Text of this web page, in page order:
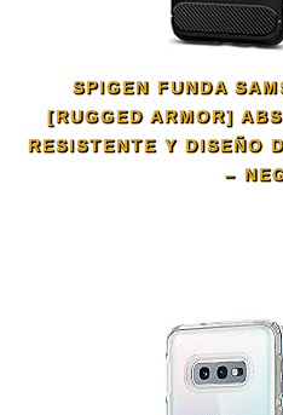
SPIGEN FUNDA
[RUGGED ARMOR]
RESISTENTE Y DISEÑO
–